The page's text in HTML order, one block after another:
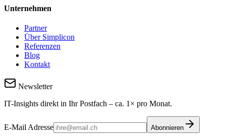
Unternehmen
Partner
Über Simplicon
Referenzen
Blog
Kontakt
Newsletter
IT-Insights direkt in Ihr Postfach – ca. 1× pro Monat.
E-Mail Adresse Abonnieren